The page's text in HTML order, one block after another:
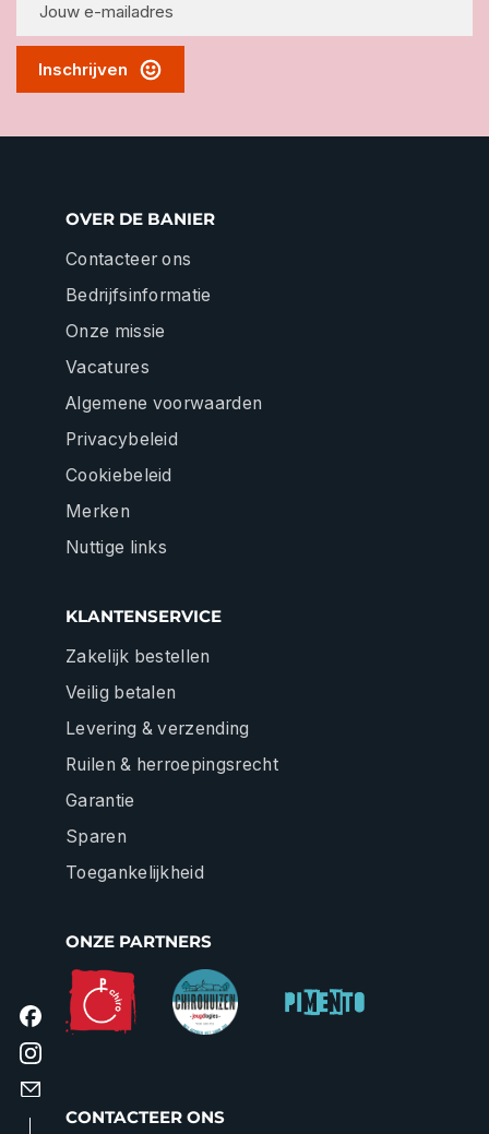
Inschrijven
OVER DE BANIER
Contacteer ons
Bedrijfsinformatie
Onze missie
Vacatures
Algemene voorwaarden
Privacybeleid
Cookiebeleid
Merken
Nuttige links
KLANTENSERVICE
Zakelijk bestellen
Veilig betalen
Levering & verzending
Ruilen & herroepingsrecht
Garantie
Sparen
Toegankelijkheid
ONZE PARTNERS
CONTACTEER ONS